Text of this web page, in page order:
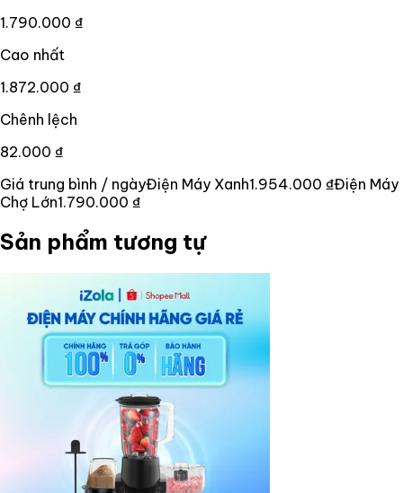
1.790.000 ₫
Cao nhất
1.872.000 ₫
Chênh lệch
82.000 ₫
Giá trung bình / ngàyĐiện Máy Xanh1.954.000 ₫Điện Máy
Chợ Lớn1.790.000 ₫
Sản phẩm tương tự